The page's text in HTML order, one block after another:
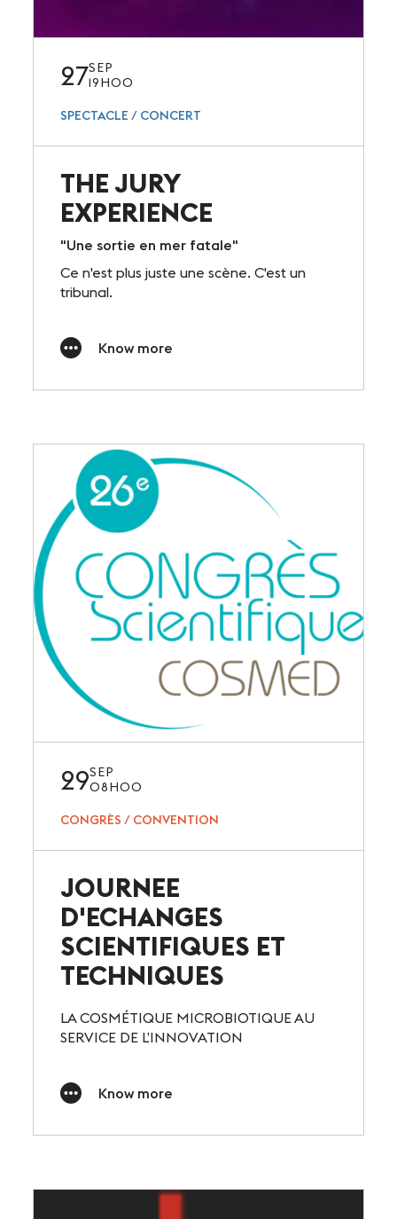
27SEP
19H00
SPECTACLE / CONCERT
THE JURY
EXPERIENCE
"Une sortie en mer fatale"
Ce n'est plus juste une scène. C'est un
tribunal.
Know more
29SEP
08H00
CONGRÈS / CONVENTION
JOURNEE
D'ECHANGES
SCIENTIFIQUES ET
TECHNIQUES
LA COSMÉTIQUE MICROBIOTIQUE AU
SERVICE DE L’INNOVATION
Know more